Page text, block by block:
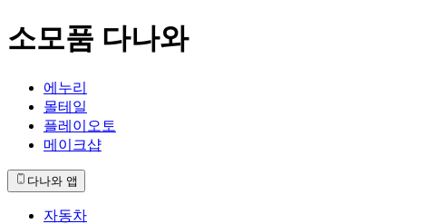
소모품 다나와
에누리
몰테일
플레이오토
메이크샵
다나와 앱
자동차